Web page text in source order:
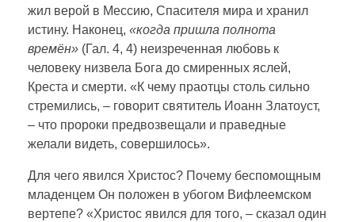
жил верой в Мессию, Спасителя мира и хранил
истину. Наконец, «когда пришла полнота
времён» (Гал. 4, 4) неизреченная любовь к
человеку низвела Бога до смиренных яслей,
Креста и смерти. «К чему праотцы столь сильно
стремились, – говорит святитель Иоанн Златоуст,
– что пророки предвозвещали и праведные
желали видеть, совершилось».
Для чего явился Христос? Почему беспомощным
младенцем Он положен в убогом Вифлеемском
вертепе? «Христос явился для того, – сказал один